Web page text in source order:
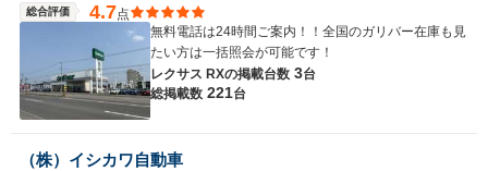
総合評価 4.7点
無料電話は24時間ご案内！！全国のガリバー在庫も見
たい方は一括照会が可能です！
レクサス RXの掲載台数 3台
総掲載数 221台
（株）イシカワ自動車